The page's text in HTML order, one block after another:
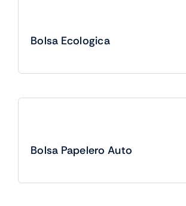
Bolsa Ecologica
Bolsa Papelero Auto